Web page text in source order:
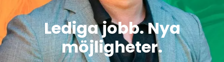
Lediga jobb. Nya
möjligheter.